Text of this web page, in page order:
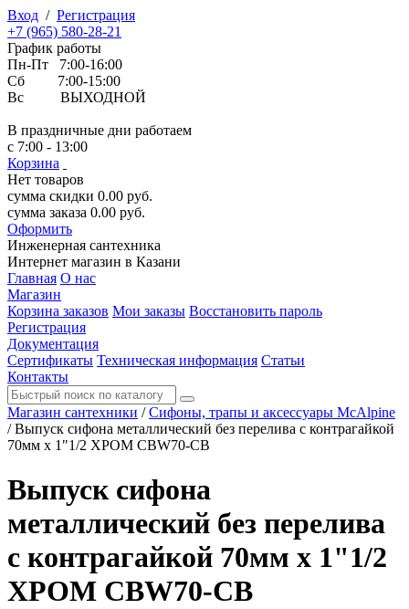
Вход / Регистрация
+7 (965) 580-28-21
График работы
Пн-Пт 7:00-16:00
Сб 7:00-15:00
Вс ВЫХОДНОЙ
В праздничные дни работаем
с 7:00 - 13:00
Корзина
Нет товаров
сумма скидки 0.00 руб.
сумма заказа 0.00 руб.
Оформить
Инженерная сантехника
Интернет магазин в Казани
Главная О нас
Магазин
Корзина заказов Мои заказы Восстановить пароль
Регистрация
Документация
Сертификаты Техническая информация Статьи
Контакты
Магазин сантехники / Сифоны, трапы и аксессуары McAlpine
/ Выпуск сифона металлический без перелива с контрагайкой
70мм х 1"1/2 ХРОМ CBW70-CB
Выпуск сифона
металлический без перелива
с контрагайкой 70мм х 1"1/2
ХРОМ CBW70-CB